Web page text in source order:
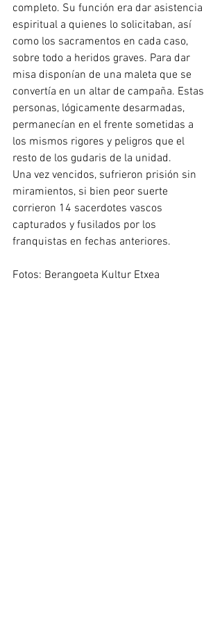
completo. Su función era dar asistencia
espiritual a quienes lo solicitaban, así
como los sacramentos en cada caso,
sobre todo a heridos graves. Para dar
misa disponían de una maleta que se
convertía en un altar de campaña. Estas
personas, lógicamente desarmadas,
permanecían en el frente sometidas a
los mismos rigores y peligros que el
resto de los gudaris de la unidad.
Una vez vencidos, sufrieron prisión sin
miramientos, si bien peor suerte
corrieron 14 sacerdotes vascos
capturados y fusilados por los
franquistas en fechas anteriores.
Fotos: Berangoeta Kultur Etxea